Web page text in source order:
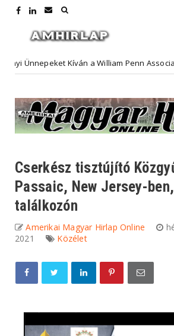
Kíván a William Penn Association
Cserkész tisztújító
Passaic, New Jersey-
találkozón
Amerikai Magyar Hirlap Online
2021
Közélet